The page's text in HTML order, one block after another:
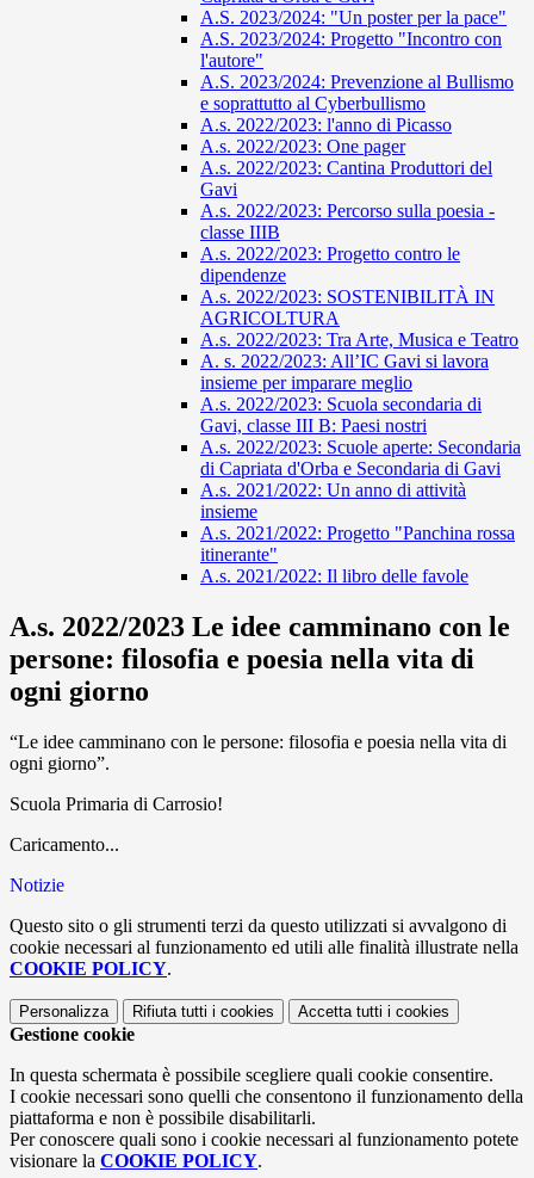
A.S. 2023/2024: "Un poster per la pace"
A.S. 2023/2024: Progetto "Incontro con
l'autore"
A.S. 2023/2024: Prevenzione al Bullismo
e soprattutto al Cyberbullismo
A.s. 2022/2023: l'anno di Picasso
A.s. 2022/2023: One pager
A.s. 2022/2023: Cantina Produttori del
Gavi
A.s. 2022/2023: Percorso sulla poesia -
classe IIIB
A.s. 2022/2023: Progetto contro le
dipendenze
A.s. 2022/2023: SOSTENIBILITÀ IN
AGRICOLTURA
A.s. 2022/2023: Tra Arte, Musica e Teatro
A. s. 2022/2023: All’IC Gavi si lavora
insieme per imparare meglio
A.s. 2022/2023: Scuola secondaria di
Gavi, classe III B: Paesi nostri
A.s. 2022/2023: Scuole aperte: Secondaria
di Capriata d'Orba e Secondaria di Gavi
A.s. 2021/2022: Un anno di attività
insieme
A.s. 2021/2022: Progetto "Panchina rossa
itinerante"
A.s. 2021/2022: Il libro delle favole
A.s. 2022/2023 Le idee camminano con le
persone: filosofia e poesia nella vita di
ogni giorno
“Le idee camminano con le persone: filosofia e poesia nella vita di
ogni giorno”.
Scuola Primaria di Carrosio!
Caricamento...
Notizie
Questo sito o gli strumenti terzi da questo utilizzati si avvalgono di
cookie necessari al funzionamento ed utili alle finalità illustrate nella
COOKIE POLICY.
Personalizza Rifiuta tutti i cookies Accetta tutti i cookies
Gestione cookie
In questa schermata è possibile scegliere quali cookie consentire.
I cookie necessari sono quelli che consentono il funzionamento della
piattaforma e non è possibile disabilitarli.
Per conoscere quali sono i cookie necessari al funzionamento potete
visionare la COOKIE POLICY.